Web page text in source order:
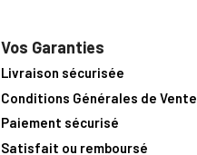
Vos Garanties
Livraison sécurisée
Conditions Générales de Vente
Paiement sécurisé
Satisfait ou remboursé